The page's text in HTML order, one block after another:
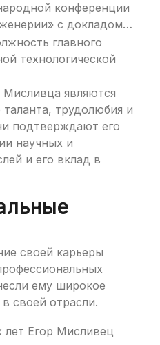
конференции
с докладом…
главного
технологической
являются
трудолюбия и
подтверждают его
научных и
и его вклад в
своей карьеры
ему широкое
своей отрасли.
Егор Мисливец